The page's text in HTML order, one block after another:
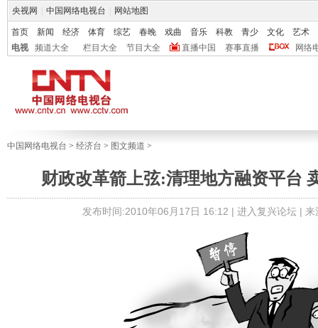
央视网 中国网络电视台 网站地图
首页 新闻 经济 体育 综艺 春晚 戏曲 音乐 科教 青少 文化
艺术
电视
频道大全 栏目大全 节目大全 直播中国 赛事直播 网络
中国网络电视台 > 经济台 > 图文频道 >
财政改革箭上弦:清理地方融资平台
发布时间:2010年06月17日 16:12 | 进入复兴论坛| 来